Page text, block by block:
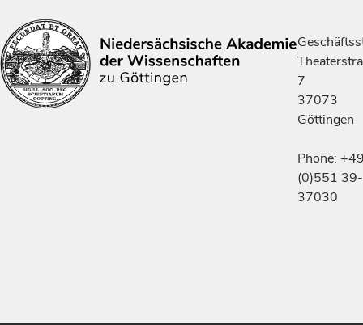
7
37073
Göttingen
Phone:
(0)551 39-
37030